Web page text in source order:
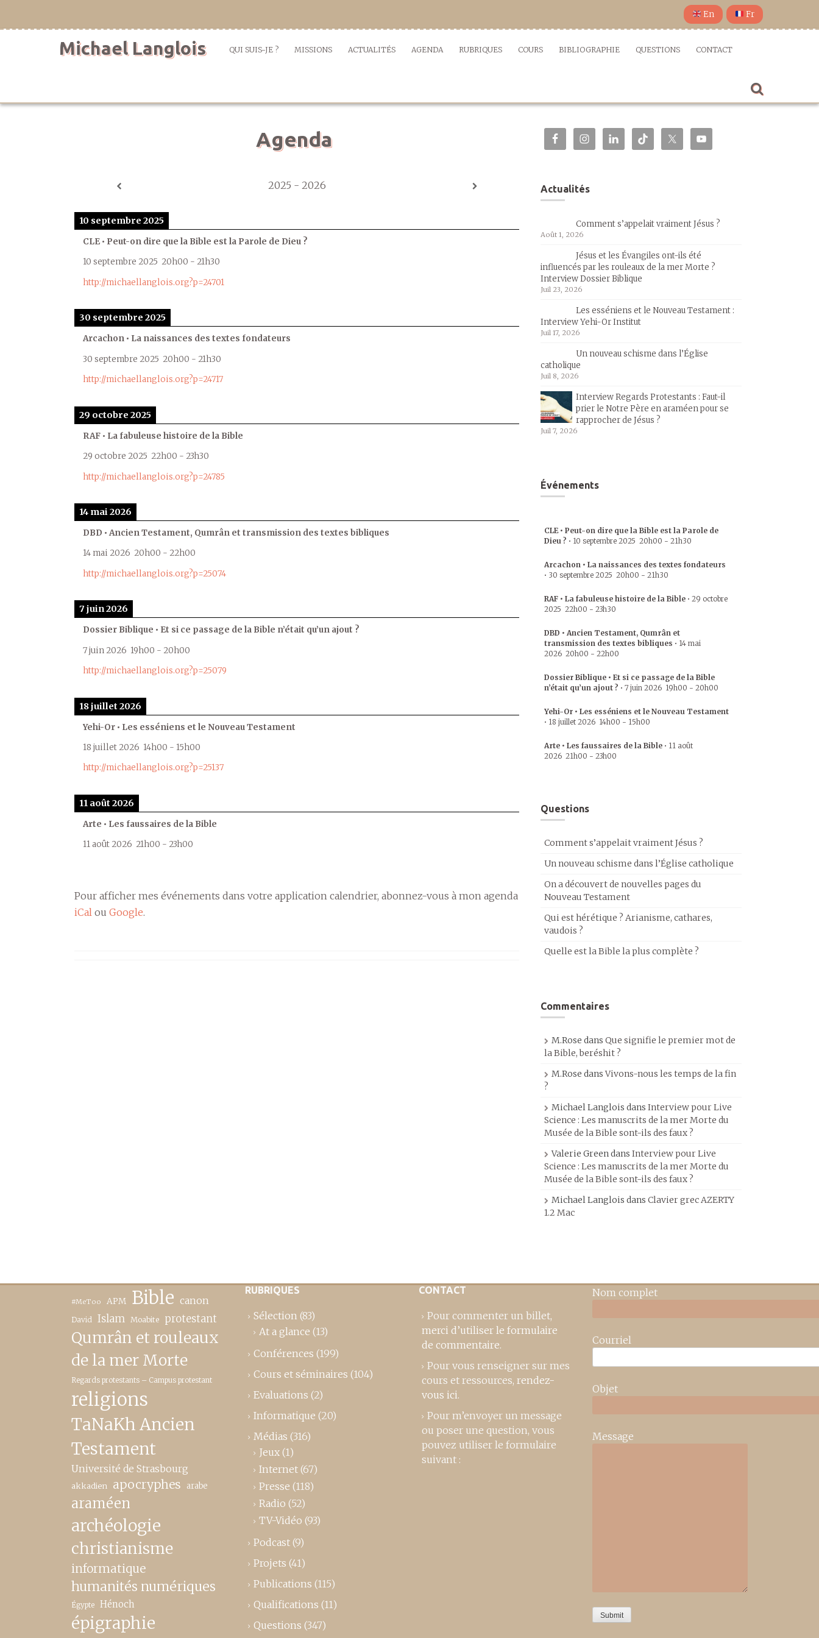
En Fr
Michael Langlois QUI SUIS-JE ? MISSIONS ACTUALITÉS AGENDA RUBRIQUES COURS BIBLIOGRAPHIE QUESTIONS CONTACT
Agenda
2025 - 2026
10 septembre 2025
CLE • Peut-on dire que la Bible est la Parole de Dieu ?
10 septembre 2025 20h00 - 21h30
http://michaellanglois.org?p=24701
30 septembre 2025
Arcachon • La naissances des textes fondateurs
30 septembre 2025 20h00 - 21h30
http://michaellanglois.org?p=24717
29 octobre 2025
RAF • La fabuleuse histoire de la Bible
29 octobre 2025 22h00 - 23h30
http://michaellanglois.org?p=24785
14 mai 2026
DBD • Ancien Testament, Qumrân et transmission des textes bibliques
14 mai 2026 20h00 - 22h00
http://michaellanglois.org?p=25074
7 juin 2026
Dossier Biblique • Et si ce passage de la Bible n’était qu’un ajout ?
7 juin 2026 19h00 - 20h00
http://michaellanglois.org?p=25079
18 juillet 2026
Yehi-Or • Les esséniens et le Nouveau Testament
18 juillet 2026 14h00 - 15h00
http://michaellanglois.org?p=25137
11 août 2026
Arte • Les faussaires de la Bible
11 août 2026 21h00 - 23h00
Pour afficher mes événements dans votre application calendrier, abonnez-vous à mon agenda
iCal ou Google.
Actualités
Comment s’appelait vraiment Jésus ?
Août 1, 2026
Jésus et les Évangiles ont-ils été
influencés par les rouleaux de la mer Morte ?
Interview Dossier Biblique
Juil 23, 2026
Les esséniens et le Nouveau Testament :
Interview Yehi-Or Institut
Juil 17, 2026
Un nouveau schisme dans l’Église
catholique
Juil 8, 2026
Interview Regards Protestants : Faut-il
prier le Notre Père en araméen pour se
rapprocher de Jésus ?
Juil 7, 2026
Événements
CLE • Peut-on dire que la Bible est la Parole de
Dieu ? • 10 septembre 2025 20h00 - 21h30
Arcachon • La naissances des textes fondateurs
• 30 septembre 2025 20h00 - 21h30
RAF • La fabuleuse histoire de la Bible • 29 octobre
2025 22h00 - 23h30
DBD • Ancien Testament, Qumrân et
transmission des textes bibliques • 14 mai
2026 20h00 - 22h00
Dossier Biblique • Et si ce passage de la Bible
n’était qu’un ajout ? • 7 juin 2026 19h00 - 20h00
Yehi-Or • Les esséniens et le Nouveau Testament
• 18 juillet 2026 14h00 - 15h00
Arte • Les faussaires de la Bible • 11 août
2026 21h00 - 23h00
Questions
Comment s’appelait vraiment Jésus ?
Un nouveau schisme dans l’Église catholique
On a découvert de nouvelles pages du
Nouveau Testament
Qui est hérétique ? Arianisme, cathares,
vaudois ?
Quelle est la Bible la plus complète ?
Commentaires
M.Rose dans Que signifie le premier mot de
la Bible, beréshit ?
M.Rose dansVivons-nous les temps de la fin
?
Michael Langlois dans Interview pour Live
Science : Les manuscrits de la mer Morte du
Musée de la Bible sont-ils des faux ?
Valerie Greendans Interview pour Live
Science : Les manuscrits de la mer Morte du
Musée de la Bible sont-ils des faux ?
Michael Langlois dans Clavier grec AZERTY
1.2 Mac
#MeToo APM Bible canon
David Islam Moabite protestant
Qumrân et rouleaux
de la mer Morte
Regards protestants – Campus protestant
religions
TaNaKh Ancien
Testament
Université de Strasbourg
akkadien apocryphes arabe
araméen
archéologie
christianisme
informatique
humanités numériques
Égypte Hénoch
épigraphie
RUBRIQUES
Sélection (83)
At a glance (13)
Conférences (199)
Cours et séminaires (104)
Evaluations (2)
Informatique (20)
Médias (316)
Jeux (1)
Internet (67)
Presse (118)
Radio (52)
TV-Vidéo (93)
Podcast (9)
Projets (41)
Publications (115)
Qualifications (11)
Questions (347)
CONTACT
Pour commenter un billet,
merci d’utiliser le formulaire
de commentaire.
Pour vous renseigner sur mes
cours et ressources, rendez-
vous ici.
Pour m’envoyer un message
ou poser une question, vous
pouvez utiliser le formulaire
suivant :
Nom complet
Courriel
Objet
Message